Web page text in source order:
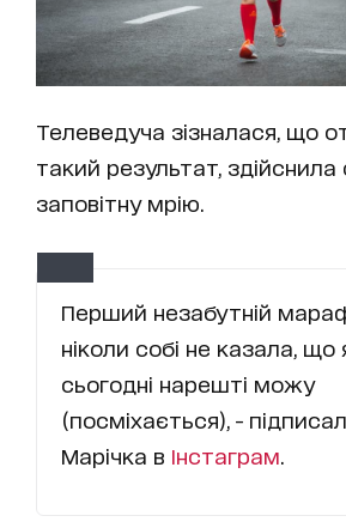
Телеведуча зізналася, що
такий результат,
заповітну мрію.
Перший незабутній
ніколи собі не казала, що
сьогодні нарешті можу
(посміхається), -
Марічка в Інстаграм